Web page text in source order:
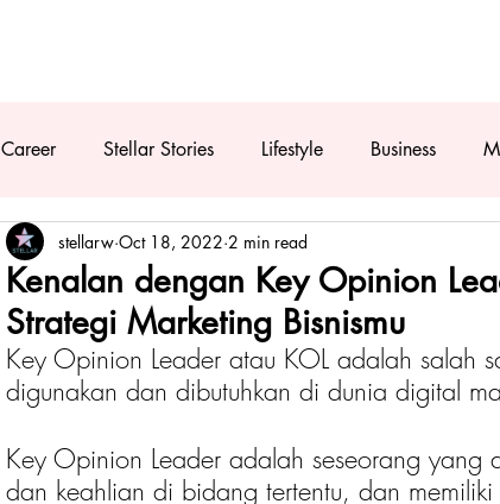
Career Stellar Stories Lifestyle Business
Kenalan dengan Key Opinion
Strategi Marketing Bisnismu
stellarw Oct 18, 2022 2 min read
Key Opinion Leader atau KOL adalah salah
digunakan dan dibutuhkan di dunia digital
Key Opinion Leader adalah seseorang yang
dan keahlian di bidang tertentu, dan memiliki